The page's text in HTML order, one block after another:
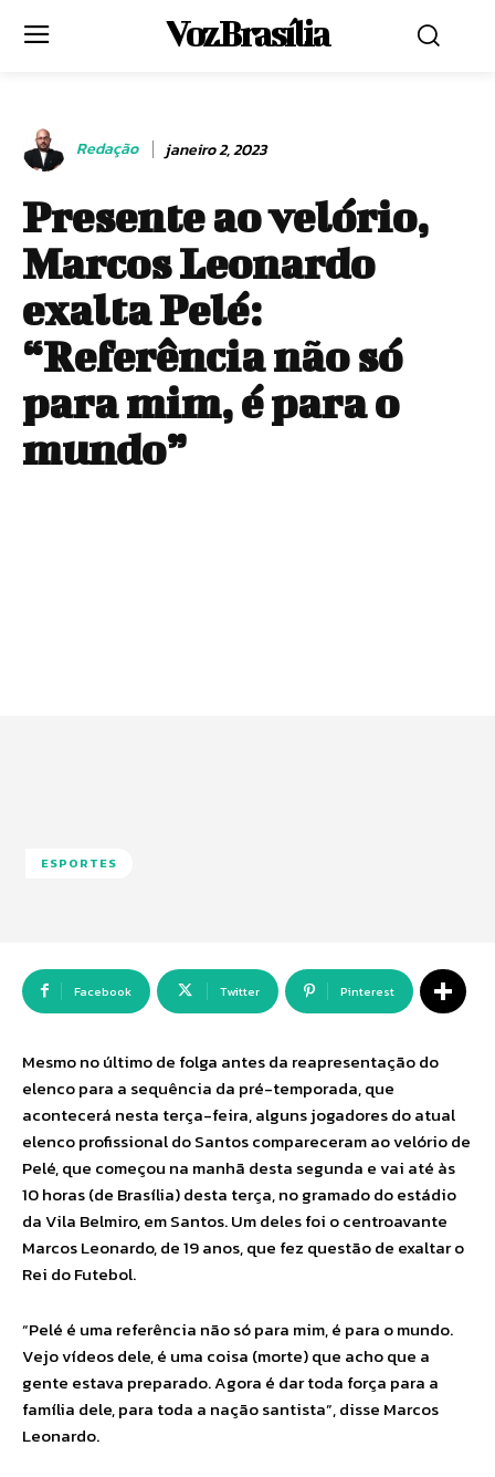
Voz Brasília
Redação janeiro 2, 2023
Presente ao velório,
Marcos Leonardo
exalta Pelé:
“Referência não só
para mim, é para o
mundo”
ESPORTES
Facebook Twitter Pinterest
Mesmo no último de folga antes da reapresentação do
elenco para a sequência da pré-temporada, que
acontecerá nesta terça-feira, alguns jogadores do atual
elenco profissional do Santos compareceram ao velório de
Pelé, que começou na manhã desta segunda e vai até às
10 horas (de Brasília) desta terça, no gramado do estádio
da Vila Belmiro, em Santos. Um deles foi o centroavante
Marcos Leonardo, de 19 anos, que fez questão de exaltar o
Rei do Futebol.
“Pelé é uma referência não só para mim, é para o mundo.
Vejo vídeos dele, é uma coisa (morte) que acho que a
gente estava preparado. Agora é dar toda força para a
família dele, para toda a nação santista”, disse Marcos
Leonardo.